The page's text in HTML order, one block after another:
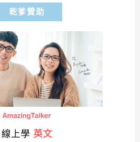
乾爹贊助
線上學 英文